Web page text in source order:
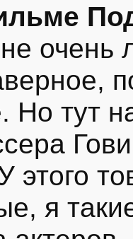
очень
Но тут
этого
я